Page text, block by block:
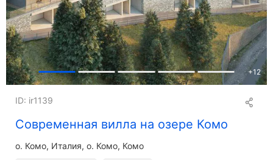
+12
Современная вилла на озере Комо
ID: ir1139
о. Комо Италия, о. Комо, Комо